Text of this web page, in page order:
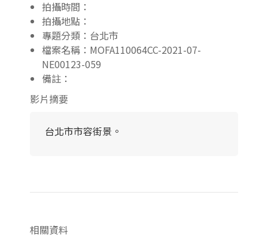
拍攝時間：
拍攝地點：
專題分類：台北市
檔案名稱：MOFA110064CC-2021-07-
NE00123-059
備註：
影片摘要
台北市市容街景。
相關資料